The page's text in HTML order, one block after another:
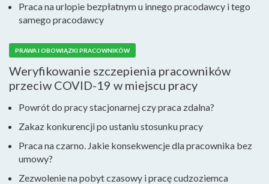
Praca na urlopie bezpłatnym u innego pracodawcy i tego
samego pracodawcy
PRAWA I OBOWIĄZKI PRACOWNIKÓW
Weryfikowanie szczepienia pracowników
przeciw COVID-19 w miejscu pracy
Powrót do pracy stacjonarnej czy praca zdalna?
Zakaz konkurencji po ustaniu stosunku pracy
Praca na czarno. Jakie konsekwencje dla pracownika bez
umowy?
Zezwolenie na pobyt czasowy i pracę cudzoziemca